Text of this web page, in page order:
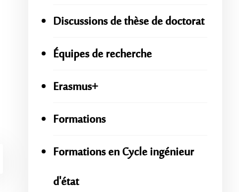
Discussions de thèse de doctorat
Équipes de recherche
Erasmus+
Formations
Formations en Cycle ingénieur
d'état